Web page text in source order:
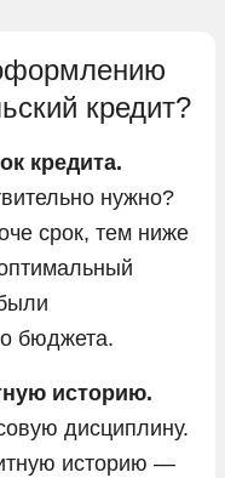
кредит?
кредита.
нужно?
срок, тем ниже
бюджета.
историю.
дисциплину.
историю —